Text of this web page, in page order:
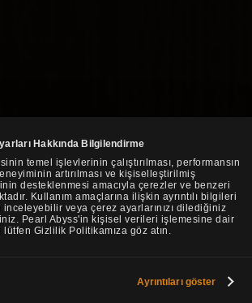
Hakkında Bilgilendirme
temel işlevlerinin çalıştırılması, performansın
artırılması ve kişiselleştirilmiş
desteklenmesi amacıyla çerezler ve benzeri
Kullanım amaçlarına ilişkin ayrıntılı bilgileri
inceleyebilir veya çerez ayarlarınızı dilediğiniz
Pearl Abyss'in kişisel verileri işlemesine dair
lütfen Gizlilik Politikamıza göz atın.
Ayrıntıları göster